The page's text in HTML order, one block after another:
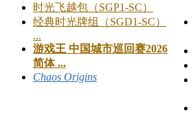
时光飞越包（SGP1-SC）
经典时光牌组（SGD1-SC）
...
游戏王 中国城市巡回赛2026
简体 ...
Chaos Origins